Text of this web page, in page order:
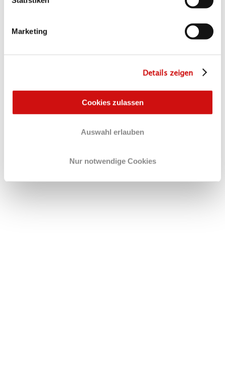
Marketing
Details zeigen
Cookies zulassen
Auswahl erlauben
Nur notwendige Cookies
allgemein. Eine individuelle rechtliche oder
dieses Termins nicht statt.